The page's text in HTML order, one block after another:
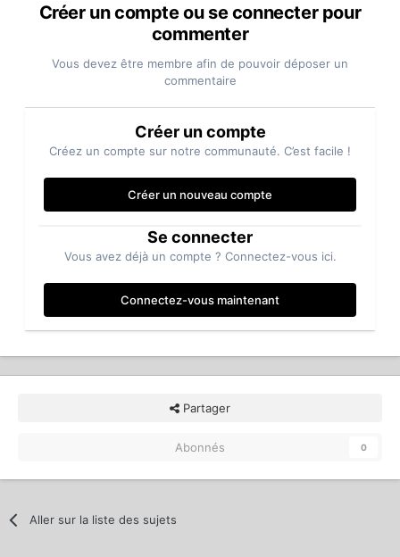
Créer un compte ou se connecter pour
commenter
Vous devez être membre afin de pouvoir déposer un
commentaire
Créer un compte
Créez un compte sur notre communauté. C’est facile !
Créer un nouveau compte
Se connecter
Vous avez déjà un compte ? Connectez-vous ici.
Connectez-vous maintenant
Partager
Abonnés 0
Aller sur la liste des sujets